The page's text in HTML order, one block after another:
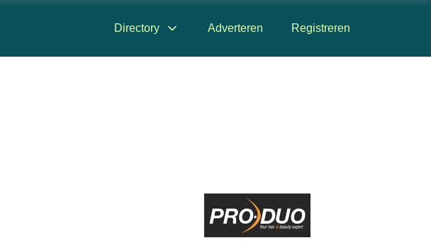
Directory Adverteren Registreren